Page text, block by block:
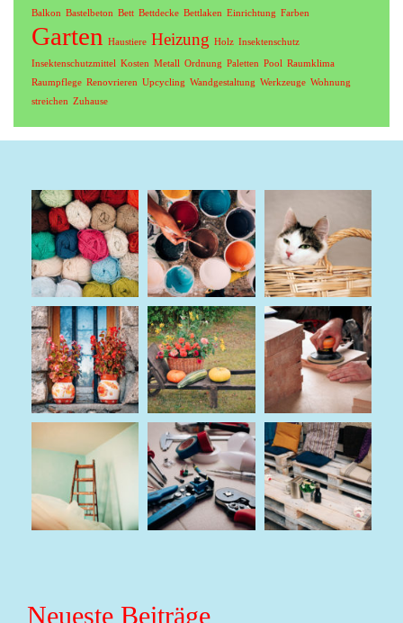
Balkon Bastelbeton Bett Bettdecke Bettlaken Einrichtung Farben
Garten Haustiere Heizung Holz Insektenschutz
Insektenschutzmittel Kosten Metall Ordnung Paletten Pool
Raumklima
Raumpflege Renovrieren Upcycling Wandgestaltung Werkzeuge Wohnung
streichen Zuhause
Neueste Beiträge